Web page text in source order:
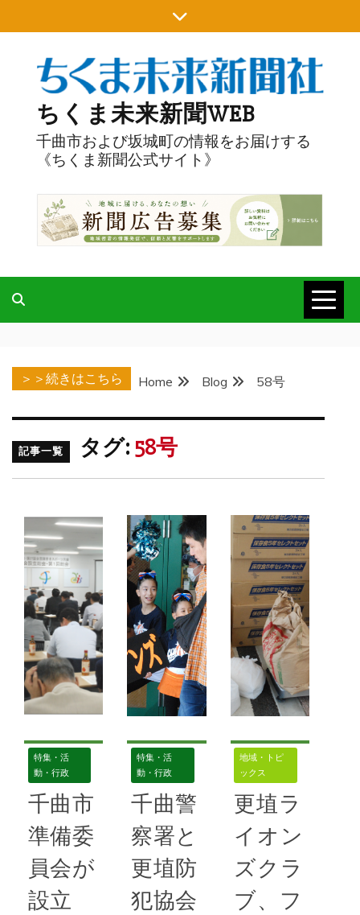
to
ちくま未来新聞WEB
千曲市および坂城町の情報をお届けする
《ちくま新聞公式サイト》
＞＞続きはこちら Home Blog 58号
タグ: 58号
特集・活
動・行政
千曲市
準備委
員会が
設立
特集・活
動・行政
千曲警
察署と
更埴防
犯協会
地域・トピ
ックス
更埴ラ
イオン
ズクラ
ブ、フ